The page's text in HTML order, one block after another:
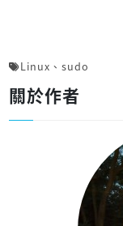
Linux 、 sudo
關於作者